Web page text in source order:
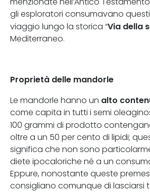
gli esploratori consumavano
viaggio lungo la storica “Via della
Mediterraneo.
Proprietà delle mandorle
Le mandorle hanno un alto
come capita in tutti i semi
100 grammi di prodotto
oltre a un 50 per cento di lipidi;
significa che non sono
diete ipocaloriche né a un
Eppure, nonostante queste
consigliano comunque di lasciarsi